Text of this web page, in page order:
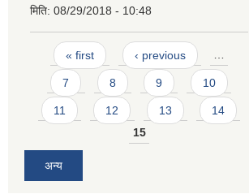
मिति: 08/29/2018 - 10:48
Pages
« first ‹ previous …
7 8 9 10
11 12 13
14
15
अन्य